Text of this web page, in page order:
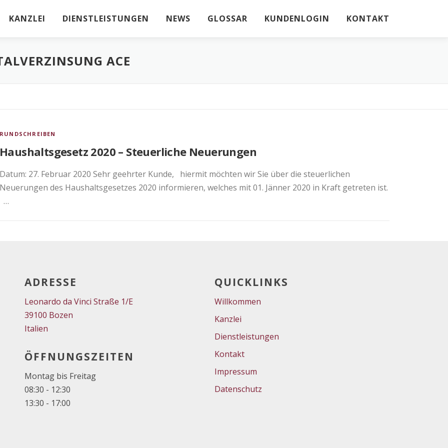
KANZLEI DIENSTLEISTUNGEN NEWS GLOSSAR KUNDENLOGIN KONTAKT
ACE
RUNDSCHREIBEN
Haushaltsgesetz 2020 – Steuerliche Neuerungen
Datum: 27. Februar 2020 Sehr geehrter Kunde, hiermit möchten wir Sie über die steuerlichen
Neuerungen des Haushaltsgesetzes 2020 informieren, welches mit 01. Jänner 2020 in Kraft getreten ist.
…
ADRESSE
Leonardo da Vinci Straße 1/E
39100 Bozen
Italien
ÖFFNUNGSZEITEN
Montag bis Freitag
08:30 - 12:30
13:30 - 17:00
QUICKLINKS
Willkommen
Kanzlei
Dienstleistungen
Kontakt
Impressum
Datenschutz